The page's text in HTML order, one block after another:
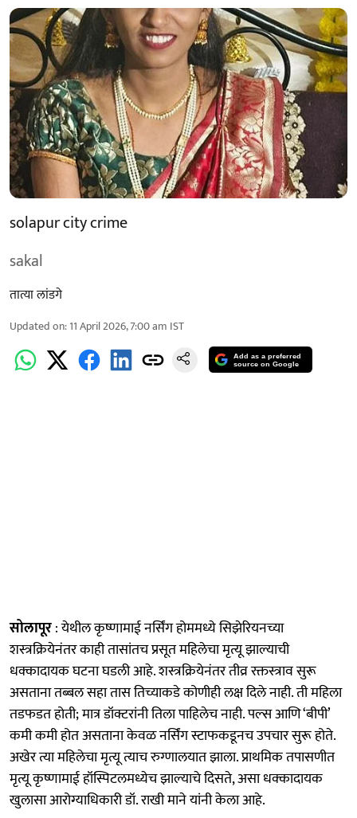
solapur city crime
sakal
तात्या लांडगे
Updated on:11 April 2026, 7:00 am IST
Add as a preferred
source on Google
सोलापूर: येथील कृष्णामाई नर्सिंग होममध्ये सिझेरियनच्या
शस्त्रक्रियेनंतर काही तासांतच प्रसूत महिलेचा मृत्यू झाल्याची
धक्कादायक घटना घडली आहे. शस्त्रक्रियेनंतर तीव्र रक्तस्त्राव सुरू
असताना तब्बल सहा तास तिच्याकडे कोणीही लक्ष दिले नाही. ती महिला
तडफडत होती; मात्र डॉक्टरांनी तिला पाहिलेच नाही. पल्स आणि ‘बीपी’
कमी कमी होत असताना केवळ नर्सिंग स्टाफकडूनच उपचार सुरू होते.
अखेर त्या महिलेचा मृत्यू त्याच रुग्णालयात झाला. प्राथमिक तपासणीत
मृत्यू कृष्णामाई हॉस्पिटलमध्येच झाल्याचे दिसते, असा धक्कादायक
खुलासा आरोग्याधिकारी डॉ. राखी माने यांनी केला आहे.